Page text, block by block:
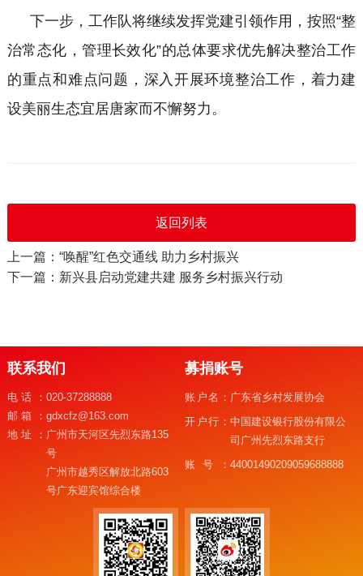
下一步，工作队将继续发挥党建引领作用，按照“整
治常态化，管理长效化”的总体要求优先解决整治工作
的重点和难点问题，深入开展环境整治工作，着力建
设美丽生态宜居唐家而不懈努力。
返回列表
上一篇：“唤醒”红色交通线 助力乡村振兴
下一篇：新兴县启动党建共建 服务乡村振兴行动
联系我们
电话： 020-37288888
邮箱： gdxcfz@163.com
地址： 广州市天河区先烈东路135
号
广州市越秀区解放北路603
号广东迎宾馆综合楼
募捐账号
账户名： 广东省乡村发展协会
开户行：中国建设银行股份有限公
司广州先烈东路支行
账号：44001490209059688888